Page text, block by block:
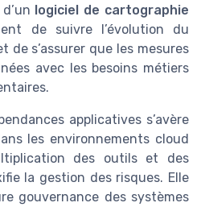
logiciel de cartographie
de suivre l’évolution du
de s’assurer que les mesures
avec les besoins métiers
applicatives s’avère
les environnements cloud
des outils et des
la gestion des risques. Elle
gouvernance des systèmes